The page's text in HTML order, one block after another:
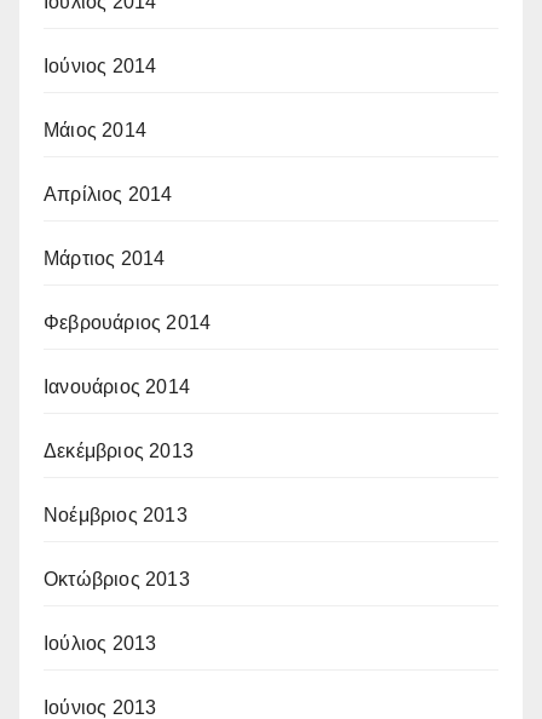
Ιούνιος 2014
Μάιος 2014
Απρίλιος 2014
Μάρτιος 2014
Φεβρουάριος 2014
Ιανουάριος 2014
Δεκέμβριος 2013
Νοέμβριος 2013
Οκτώβριος 2013
Ιούλιος 2013
Ιούνιος 2013